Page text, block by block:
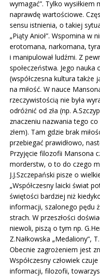
wymagać”. Tylko
naprawdę wartościowe.
sensu istnienia, o takiej
„Piąty Anioł”. Wspomina w
erotomana, narkomana,
i manipulował ludźmi. Z
społeczeństwa. Jego nauka
(współczesna kultura także
na miłość. W nauce
rzeczywistością nie była
odróżnić od zła (np.
znaczeniu nazwania tego
złem). Tam gdzie brak
przebiegać prawidłowo,
Przyjęcie filozofii Mansona
morderstw, o to do czego
J.J.Szczepański pisze o
„Współczesny laicki świat
świętości bardziej niż
informacji, szalonego pędu
strach. W przeszłości
niewoli, piszą o tym np.
Z.Nałkowska „Medaliony”,
Obecnie zagrożeniem jest
Współczesny człowiek
informacji, filozofii,